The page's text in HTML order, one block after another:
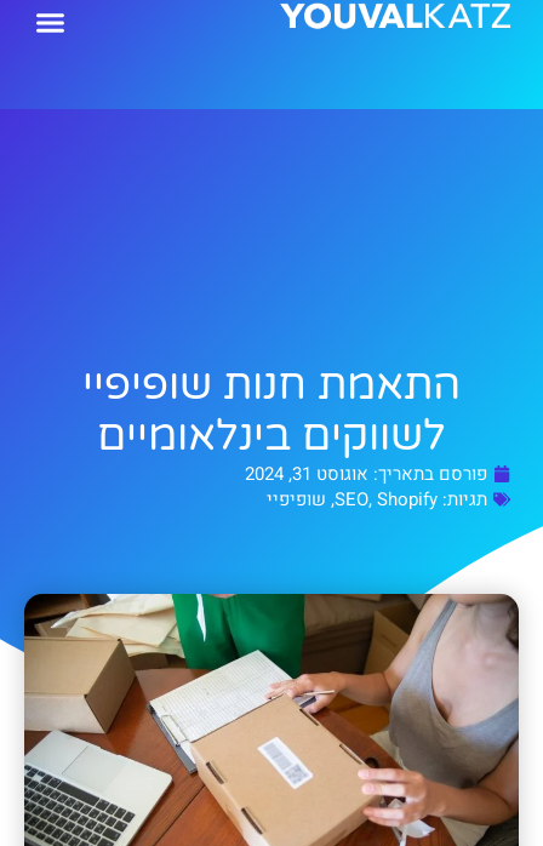
דילוג
התאמת חנות שופיפיי
לשווקים בינלאומיים
פורסם בתאריך: אוגוסט 31, 2024
תגיות:
SEO,Shopify
, שופיפיי